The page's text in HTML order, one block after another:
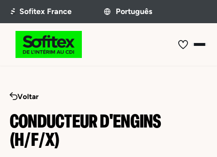
Voltar
CONDUCTEUR D'ENGINS
(H/F/X)